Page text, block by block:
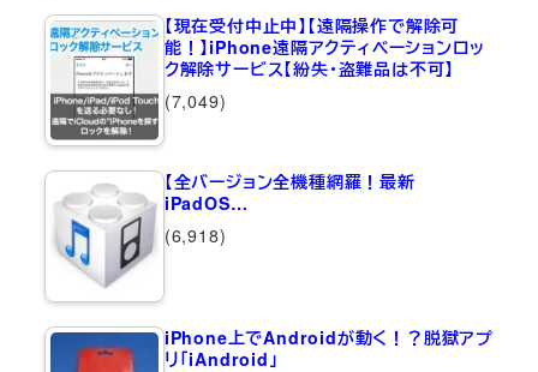
【現在受付中止中】【遠隔操作で解除可
能！】iPhone遠隔アクティベーションロッ
ク解除サービス【紛失・盗難品は不可】
(7,049)
【全バージョン全機種網羅！最新
iPadOS…
(6,918)
iPhone上でAndroidが動く！？脱獄アプ
リ「iAndroid」